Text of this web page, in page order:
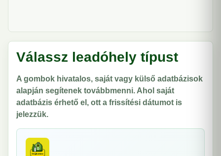
Válassz leadóhely típust
A gombok hivatalos, saját vagy külső adatbázisok
alapján segítenek továbbmenni. Ahol saját
adatbázis érhető el, ott a frissítési dátumot is
jelezzük.